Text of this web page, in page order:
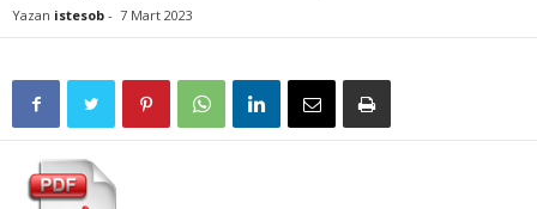
Yazan istesob - 7 Mart 2023